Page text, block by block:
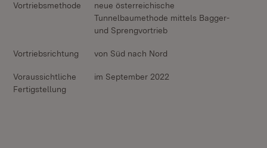
Vortriebsmethode
neue österreichische
Tunnelbaumethode mittels Bagger-
und Sprengvortrieb
Vortriebsrichtung von Süd nach Nord
Voraussichtliche
Fertigstellung
im September 2022